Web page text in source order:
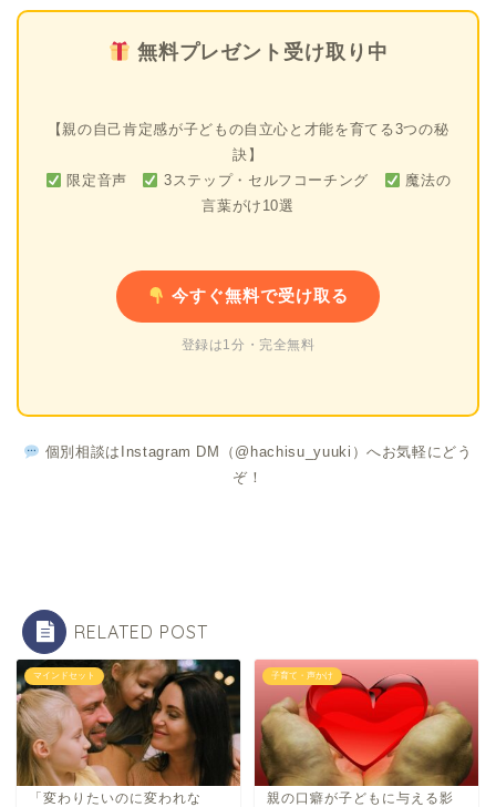
無料プレゼント受け取り中
【親の自己肯定感が子どもの自立心と才能を育てる3つの秘
訣】
限定音声
3ステップ・セルフコーチング
魔法の
言葉がけ10選
今すぐ無料で受け取る
登録は1分・完全無料
個別相談はInstagram DM（@hachisu_yuuki）へお気軽にどう
ぞ！
RELATED POST
マインドセット
「変わりたいのに変われな
子育て・声かけ
親の口癖が子どもに与える影